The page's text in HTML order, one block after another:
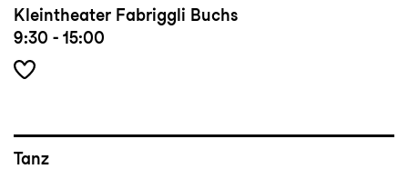
Kleintheater Fabriggli Buchs
9:30 - 15:00
Tanz